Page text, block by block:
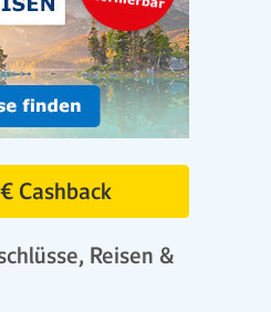
Reisen &
Cashback